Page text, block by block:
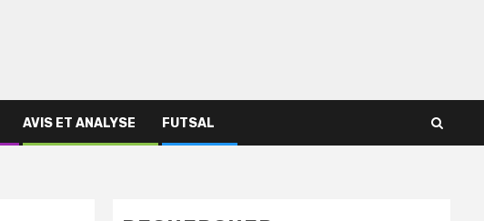
AVIS ET ANALYSE FUTSAL